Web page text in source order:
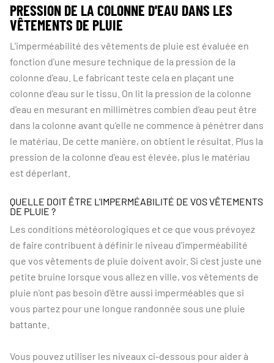
PRESSION DE LA COLONNE D'EAU DANS LES
VÊTEMENTS DE PLUIE
L'imperméabilité des vêtements de pluie est évaluée en
fonction d'une mesure technique de la pression de la
colonne d'eau. Le fabricant teste cela en plaçant une
colonne d'eau sur le tissu. On lit la pression de la colonne
d'eau en mesurant en millimètres combien d'eau peut être
dans la colonne avant qu'elle ne commence à pénétrer dans
le matériau. De cette manière, on obtient le résultat. Plus la
pression de la colonne d'eau est élevée, plus le matériau
est déperlant.
QUELLE DOIT ÊTRE L'IMPERMÉABILITÉ DE VOS VÊTEMENTS
DE PLUIE ?
Les conditions météorologiques et ce que vous prévoyez
de faire contribuent à définir le niveau d'imperméabilité
que vos vêtements de pluie doivent avoir. Si c'est juste une
petite bruine lorsque vous allez en ville, vos vêtements de
pluie n'ont pas besoin d'être aussi imperméables que si
vous partez pour une longue randonnée sous une pluie
battante.
Vous pouvez utiliser les niveaux ci-dessous pour aider à